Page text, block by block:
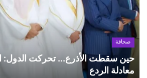
صحافة
حين سقطت الأذرع... تحركت الدول:
معادلة الردع